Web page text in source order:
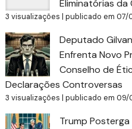
Eliminatórias da
3 visualizações | publicado em 07/
Deputado
Enfrenta Novo
Conselho de
Declarações Controversas
3 visualizações | publicado em 09/
Trump